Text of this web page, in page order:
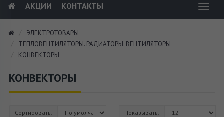
АКЦИИ КОНТАКТЫ
ЭЛЕКТРОТОВАРЫ
ТЕПЛОВЕНТИЛЯТОРЫ. РАДИАТОРЫ. ВЕНТИЛЯТОРЫ
КОНВЕКТОРЫ
КОНВЕКТОРЫ
Сортировать: Показывать: